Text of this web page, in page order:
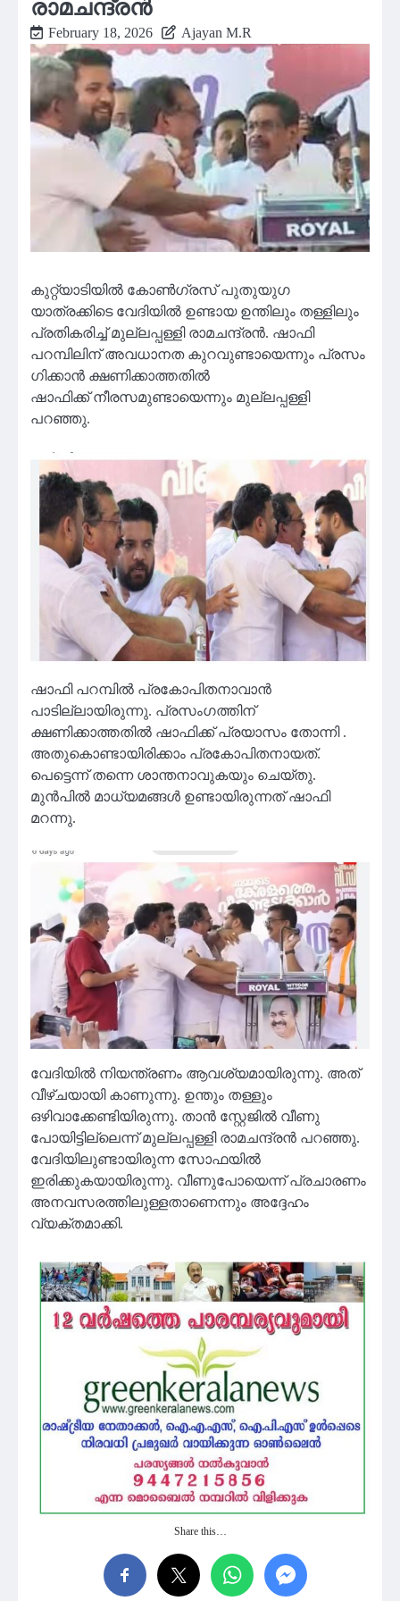
രാമചന്ദ്രൻ
February 18, 2026 Ajayan M.R
കുറ്റ്യാടിയിൽ കോൺഗ്രസ് പുതുയു​ഗ
യാത്രക്കിടെ വേദിയിൽ ഉണ്ടായ ഉന്തിലും തള്ളിലും
പ്രതികരിച്ച് മുല്ലപ്പള്ളി രാമചന്ദ്രൻ. ഷാഫി
പറമ്പിലിന് അവധാനത കുറവുണ്ടായെന്നും പ്രസം​
ഗിക്കാൻ ക്ഷണിക്കാത്തതിൽ
ഷാഫിക്ക് നീരസമുണ്ടായെന്നും മുല്ലപ്പള്ളി
പറഞ്ഞു.
ഷാഫി പറമ്പിൽ പ്രകോപിതനാവാൻ
പാടില്ലായിരുന്നു. പ്രസംഗത്തിന്
ക്ഷണിക്കാത്തതിൽ ഷാഫിക്ക് പ്രയാസം തോന്നി .
അതുകൊണ്ടായിരിക്കാം പ്രകോപിതനായത്.
പെട്ടെന്ന് തന്നെ ശാന്തനാവുകയും ചെയ്തു.
മുൻപിൽ മാധ്യമങ്ങൾ ഉണ്ടായിരുന്നത് ഷാഫി
മറന്നു.
വേദിയിൽ നിയന്ത്രണം ആവശ്യമായിരുന്നു. അത്
വീഴ്ചയായി കാണുന്നു. ഉന്തും തള്ളും
ഒഴിവാക്കേണ്ടിയിരുന്നു. താൻ സ്റ്റേജിൽ വീണു
പോയിട്ടില്ലെന്ന് മുല്ലപ്പള്ളി രാമചന്ദ്രൻ പറഞ്ഞു.
വേദിയിലുണ്ടായിരുന്ന സോഫയിൽ
ഇരിക്കുകയായിരുന്നു. വീണുപോയെന്ന് പ്രചാരണം
അനവസരത്തിലുള്ളതാണെന്നും അദ്ദേഹം
വ്യക്തമാക്കി.
Share this…